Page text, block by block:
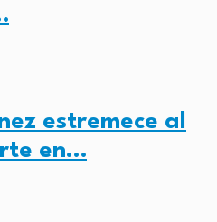
estremece al
en…